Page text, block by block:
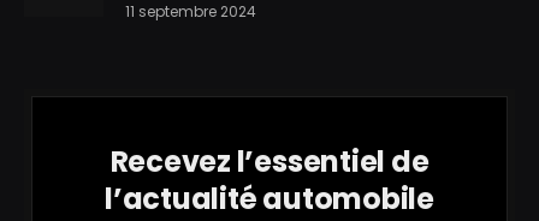
11 septembre 2024
Recevez l’essentiel de
l’actualité automobile